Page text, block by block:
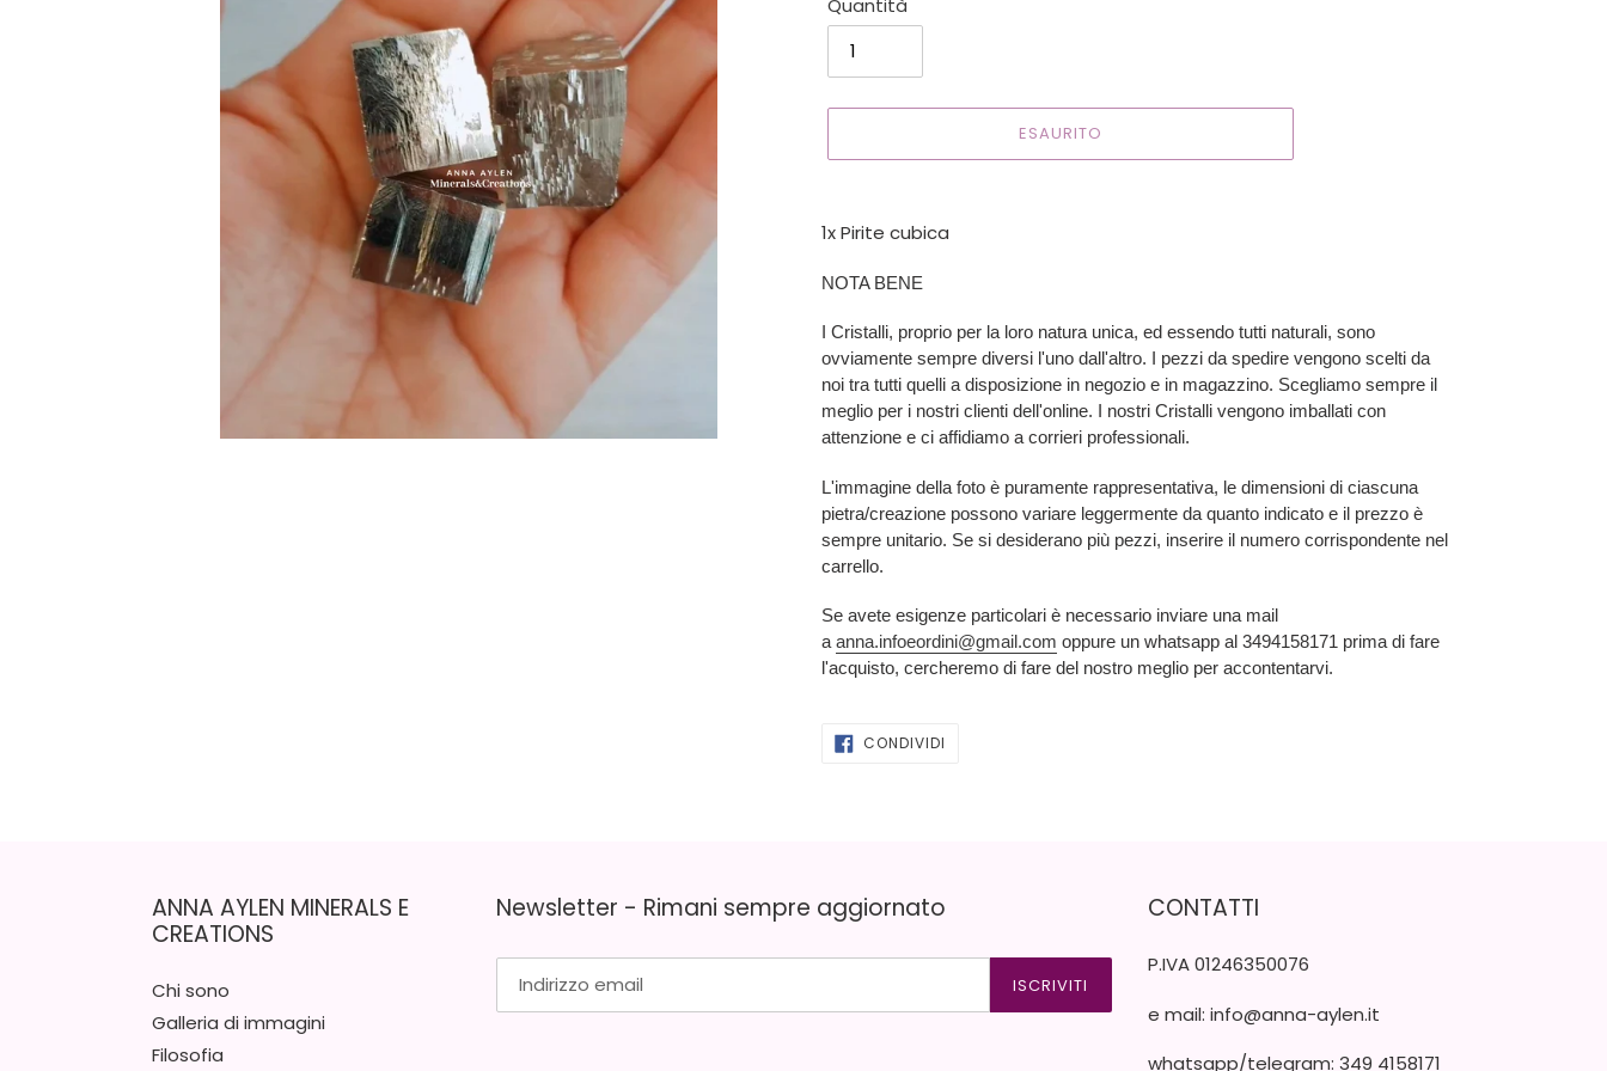
Quantità
ESAURITO
del
nel
1x Pirite cubica
NOTA BENE
I Cristalli, proprio per la loro natura unica, ed essendo tutti naturali, sono
ovviamente sempre diversi l'uno dall'altro. I pezzi da spedire vengono scelti da
noi tra tutti quelli a disposizione in negozio e in magazzino. Scegliamo sempre il
meglio per i nostri clienti dell'online. I nostri Cristalli vengono imballati con
attenzione e ci affidiamo a corrieri professionali.
L'immagine della foto è puramente rappresentativa, le dimensioni di ciascuna
pietra/creazione possono variare leggermente da quanto indicato e il prezzo è
sempre unitario. Se si desiderano più pezzi, inserire il numero corrispondente nel
carrello.
Se avete esigenze particolari è necessario inviare una mail
a anna.infoeordini@gmail.com oppure un whatsapp al 3494158171 prima di fare
l'acquisto, cercheremo di fare del nostro meglio per accontentarvi.
CONDIVIDI
ANNA AYLEN MINERALS E
CREATIONS
Chi sono
Galleria di immagini
Filosofia
Newsletter - Rimani sempre aggiornato
ISCRIVITI
CONTATTI
P.IVA 01246350076
e mail: info@anna-aylen.it
whatsapp/telegram: 349 4158171